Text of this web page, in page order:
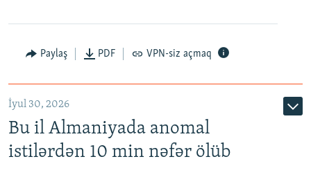
Paylaş PDF VPN-siz açmaq
İyul 30, 2026
Bu il Almaniyada anomal
istilərdən 10 min nəfər ölüb